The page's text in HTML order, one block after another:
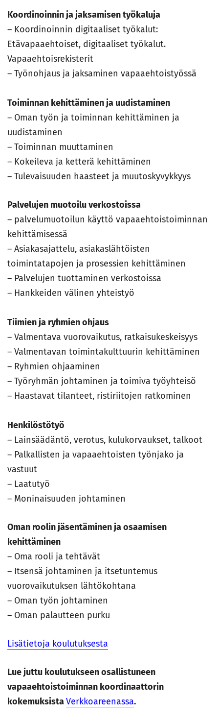
Koordinoinnin ja jaksamisen työkaluja
– Koordinoinnin digitaaliset työkalut:
Etävapaaehtoiset, digitaaliset työkalut.
Vapaaehtoisrekisterit
– Työnohjaus ja jaksaminen vapaaehtoistyössä
Toiminnan kehittäminen ja uudistaminen
– Oman työn ja toiminnan kehittäminen ja
uudistaminen
– Toiminnan muuttaminen
– Kokeileva ja ketterä kehittäminen
– Tulevaisuuden haasteet ja muutoskyvykkyys
Palvelujen muotoilu verkostoissa
– palvelumuotoilun käyttö vapaaehtoistoiminnan
kehittämisessä
– Asiakasajattelu, asiakaslähtöisten
toimintatapojen ja prosessien kehittäminen
– Palvelujen tuottaminen verkostoissa
– Hankkeiden välinen yhteistyö
Tiimien ja ryhmien ohjaus
– Valmentava vuorovaikutus, ratkaisukeskeisyys
– Valmentavan toimintakulttuurin kehittäminen
– Ryhmien ohjaaminen
– Työryhmän johtaminen ja toimiva työyhteisö
– Haastavat tilanteet, ristiriitojen ratkominen
Henkilöstötyö
– Lainsäädäntö, verotus, kulukorvaukset, talkoot
– Palkallisten ja vapaaehtoisten työnjako ja
vastuut
– Laatutyö
– Moninaisuuden johtaminen
Oman roolin jäsentäminen ja osaamisen
kehittäminen
– Oma rooli ja tehtävät
– Itsensä johtaminen ja itsetuntemus
vuorovaikutuksen lähtökohtana
– Oman työn johtaminen
– Oman palautteen purku
Lisätietoja koulutuksesta
Lue juttu koulutukseen osallistuneen
vapaaehtoistoiminnan koordinaattorin
kokemuksistaVerkkoareenassa.